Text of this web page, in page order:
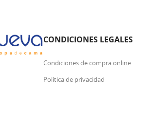
CONDICIONES LEGALES
Condiciones de compra online
Política de privacidad